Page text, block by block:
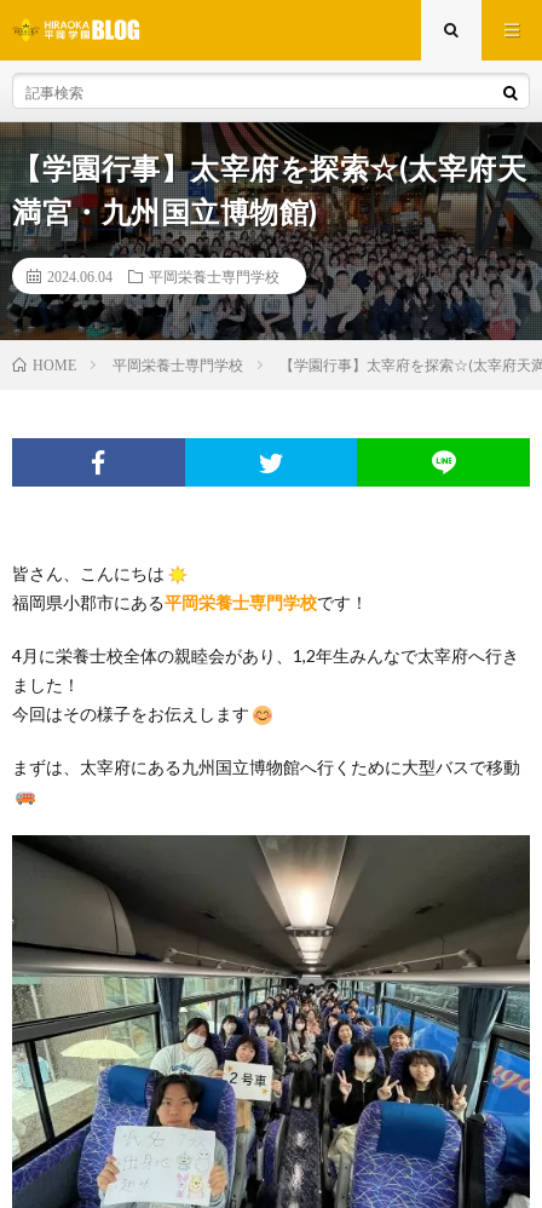
【学園行事】太宰府を探索☆(太宰府天
満宮・九州国立博物館)
2024.06.04 平岡栄養士専門学校
HOME 平岡栄養士専門学校 【学園行事】太宰府を探索☆(太宰府天
皆さん、こんにちは
福岡県小郡市にある平岡栄養士専門学校です！
4月に栄養士校全体の親睦会があり、1,2年生みんなで太宰府へ行き
ました！
今回はその様子をお伝えします
まずは、太宰府にある九州国立博物館へ行くために大型バスで移動